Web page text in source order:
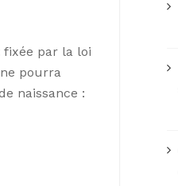
par la loi
pourra
naissance :